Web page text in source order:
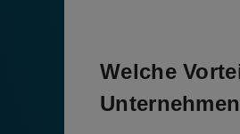
Welche